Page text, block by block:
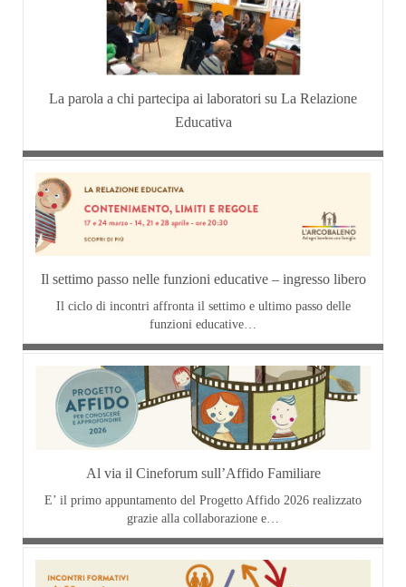
La parola a chi partecipa ai laboratori su La Relazione
Educativa
Il settimo passo nelle funzioni educative – ingresso libero
Il ciclo di incontri affronta il settimo e ultimo passo delle
funzioni educative…
Al via il Cineforum sull’Affido Familiare
E’ il primo appuntamento del Progetto Affido 2026 realizzato
grazie alla collaborazione e…